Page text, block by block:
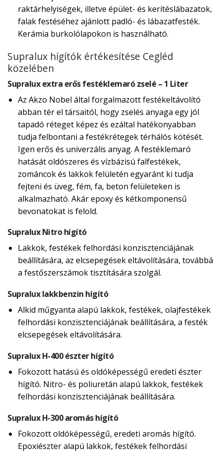
raktárhelyiségek, illetve épület- és kerítéslábazatok,
falak festéséhez ajánlott padló- és lábazatfesték.
Kerámia burkolólapokon is használható.
Supralux hígítók értékesítése Cegléd
közelében
Supralux extra erős festéklemaró zselé – 1 Liter
Az Akzo Nobel által forgalmazott festékeltávolító
abban tér el társaitól, hogy zselés anyaga egy jól
tapadó réteget képez és ezáltal hatékonyabban
tudja felbontani a festékrétegek térhálós kötését.
Igen erős és univerzális anyag. A festéklemaró
hatását oldószeres és vízbázisú falfestékek,
zománcok és lakkok felületén egyaránt ki tudja
fejteni és üveg, fém, fa, beton felületeken is
alkalmazható. Akár epoxy és kétkomponensű
bevonatokat is felold.
Supralux Nitro hígító
Lakkok, festékek felhordási konzisztenciájának
beállítására, az elcsepegések eltávolítására, továbbá
a festőszerszámok tisztítására szolgál.
Supralux lakkbenzin hígító
Alkid műgyanta alapú lakkok, festékek, olajfestékek
felhordási konzisztenciájának beállítására, a festék
elcsepegések eltávolítására.
Supralux H-400 észter hígító
Fokozott hatású és oldóképességű eredeti észter
hígító. Nitro- és poliuretán alapú lakkok, festékek
felhordási konzisztenciájának beállítására.
Supralux H-300 aromás hígító
Fokozott oldóképességű, eredeti aromás hígító.
Epoxiészter alapú lakkok, festékek felhordási